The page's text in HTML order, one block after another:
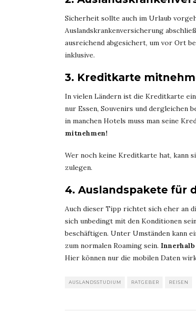
Sicherheit sollte auch im Urlaub
Auslandskrankenversicherung
ausreichend abgesichert, um vor Ort
inklusive.
3. Kreditkarte
In vielen Ländern ist die Kreditkarte
nur Essen, Souvenirs und dergleichen
in manchen Hotels muss man seine
mitnehmen!
Wer noch keine Kreditkarte hat, kann
zulegen.
4. Auslandspakete für
Auch dieser Tipp richtet sich eher an
sich unbedingt mit den Konditionen
beschäftigen. Unter Umständen kann
zum normalen Roaming sein.
Hier können nur die mobilen Daten
AUSLANDSSTUDIUM RATGEBER REISEN